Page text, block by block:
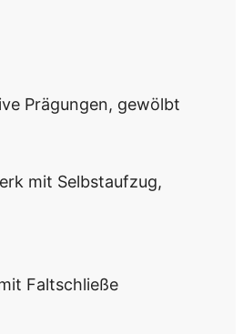
Prägungen, gewölbt
mit Selbstaufzug,
Faltschließe